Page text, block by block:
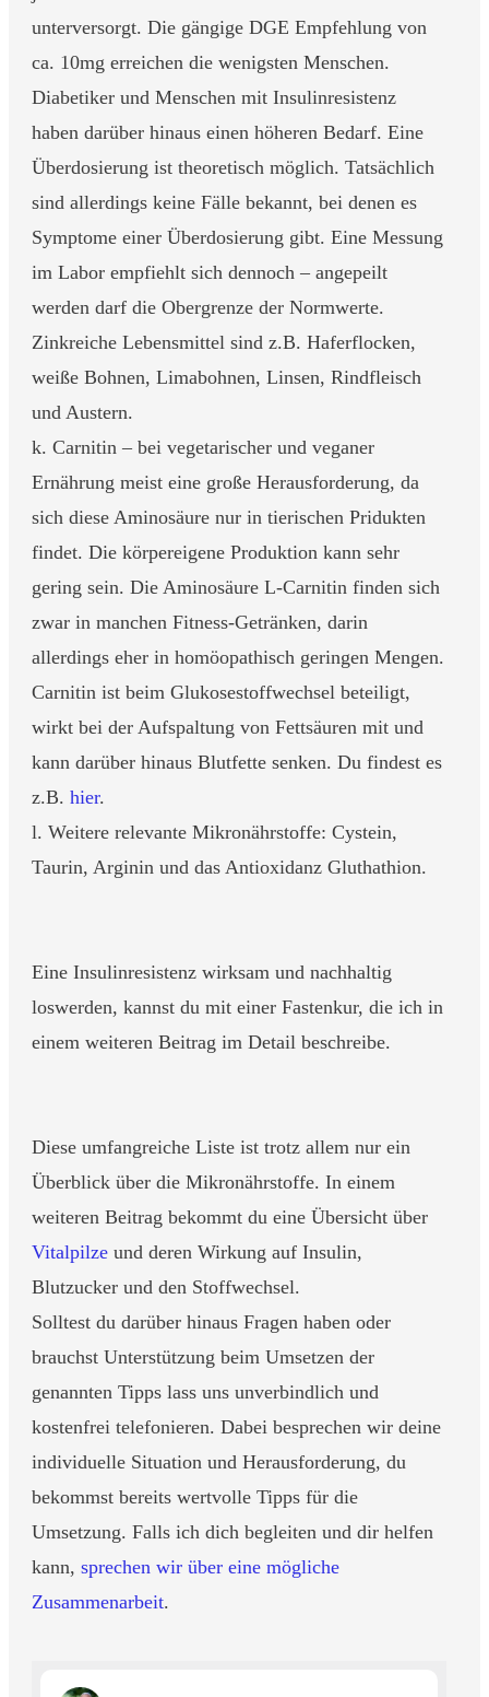
unterversorgt. Die gängige DGE Empfehlung von
ca. 10mg erreichen die wenigsten Menschen.
Diabetiker und Menschen mit Insulinresistenz
haben darüber hinaus einen höheren Bedarf. Eine
Überdosierung ist theoretisch möglich. Tatsächlich
sind allerdings keine Fälle bekannt, bei denen es
Symptome einer Überdosierung gibt. Eine Messung
im Labor empfiehlt sich dennoch – angepeilt
werden darf die Obergrenze der Normwerte.
Zinkreiche Lebensmittel sind z.B. Haferflocken,
weiße Bohnen, Limabohnen, Linsen, Rindfleisch
und Austern.
k. Carnitin – bei vegetarischer und veganer
Ernährung meist eine große Herausforderung, da
sich diese Aminosäure nur in tierischen Pridukten
findet. Die körpereigene Produktion kann sehr
gering sein. Die Aminosäure L-Carnitin finden sich
zwar in manchen Fitness-Getränken, darin
allerdings eher in homöopathisch geringen Mengen.
Carnitin ist beim Glukosestoffwechsel beteiligt,
wirkt bei der Aufspaltung von Fettsäuren mit und
kann darüber hinaus Blutfette senken. Du findest es
z.B. hier.
l. Weitere relevante Mikronährstoffe: Cystein,
Taurin, Arginin und das Antioxidanz Gluthathion.
Eine Insulinresistenz wirksam und nachhaltig
loswerden, kannst du mit einer Fastenkur, die ich in
einem weiteren Beitrag im Detail beschreibe.
Diese umfangreiche Liste ist trotz allem nur ein
Überblick über die Mikronährstoffe. In einem
weiteren Beitrag bekommt du eine Übersicht über
Vitalpilze und deren Wirkung auf Insulin,
Blutzucker und den Stoffwechsel.
Solltest du darüber hinaus Fragen haben oder
brauchst Unterstützung beim Umsetzen der
genannten Tipps lass uns unverbindlich und
kostenfrei telefonieren. Dabei besprechen wir deine
individuelle Situation und Herausforderung, du
bekommst bereits wertvolle Tipps für die
Umsetzung. Falls ich dich begleiten und dir helfen
kann, sprechen wir über eine mögliche
Zusammenarbeit.